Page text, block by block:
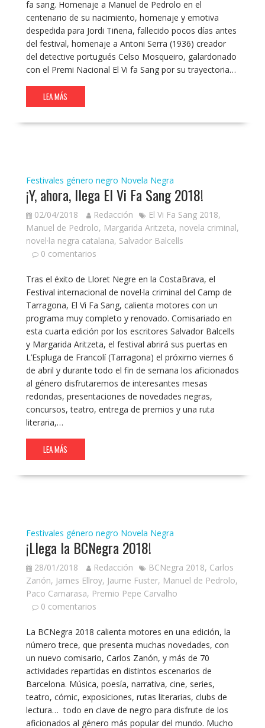
fa sang. Homenaje a Manuel de Pedrolo en el
centenario de su nacimiento, homenaje y emotiva
despedida para Jordi Tiñena, fallecido pocos días antes
del festival, homenaje a Antoni Serra (1936) creador
del detective portugués Celso Mosqueiro, galardonado
con el Premi Nacional El Vi fa Sang por su trayectoria…
LEA MÁS
Festivales género negro Novela Negra
¡Y, ahora, llega El Vi Fa Sang 2018!
02/04/2018 Redacción El Vi Fa Sang 2018,
Manuel de Pedrolo, Margarida Aritzeta, novela criminal,
novel·la negra catalana, Salvador Balcells
0 comentarios
Tras el éxito de Lloret Negre en la CostaBrava, el
Festival internacional de novel·la criminal del Camp de
Tarragona, El Vi Fa Sang, calienta motores con un
programa muy completo y renovado. Comisariado en
esta cuarta edición por los escritores Salvador Balcells
y Margarida Aritzeta, el festival abrirá sus puertas en
L’Espluga de Francolí (Tarragona) el próximo viernes 6
de abril y durante todo el fin de semana los aficionados
al género disfrutaremos de interesantes mesas
redondas, presentaciones de novedades negras,
concursos, teatro, entrega de premios y una ruta
literaria,…
LEA MÁS
Festivales género negro Novela Negra
¡Llega la BCNegra 2018!
28/01/2018 Redacción BCNegra 2018, Carlos
Zanón, James Ellroy, Jaume Fuster, Manuel de Pedrolo,
Paco Camarasa, Premio Pepe Carvalho
0 comentarios
La BCNegra 2018 calienta motores en una edición, la
número trece, que presenta muchas novedades, con
un nuevo comisario, Carlos Zanón, y más de 70
actividades repartidas en distintos escenarios de
Barcelona. Música, poesía, narrativa, cine, series,
teatro, cómic, exposiciones, rutas literarias, clubs de
lectura… todo en clave de negro para disfrute de los
aficionados al género más popular del mundo. Mucho